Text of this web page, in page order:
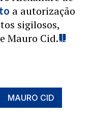
a autorização
sigilosos,
Mauro Cid.
MAURO CID